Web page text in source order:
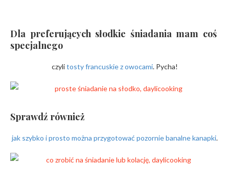
Dla preferujących słodkie śniadania mam coś
specjalnego
czylitosty francuskie z owocami. Pycha!
Sprawdź również
jak szybko i prosto można przygotować pozornie banalne kanapki.